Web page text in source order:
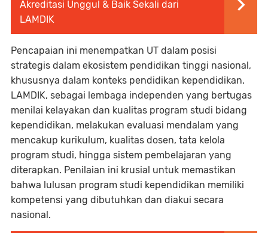
Akreditasi Unggul & Baik Sekali dari
LAMDIK
Pencapaian ini menempatkan UT dalam posisi
strategis dalam ekosistem pendidikan tinggi nasional,
khususnya dalam konteks pendidikan kependidikan.
LAMDIK, sebagai lembaga independen yang bertugas
menilai kelayakan dan kualitas program studi bidang
kependidikan, melakukan evaluasi mendalam yang
mencakup kurikulum, kualitas dosen, tata kelola
program studi, hingga sistem pembelajaran yang
diterapkan. Penilaian ini krusial untuk memastikan
bahwa lulusan program studi kependidikan memiliki
kompetensi yang dibutuhkan dan diakui secara
nasional.